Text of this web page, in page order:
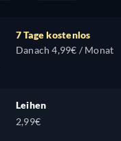
7 Tage kostenlos
Danach 4,99€ / Monat
Leihen
2,99€